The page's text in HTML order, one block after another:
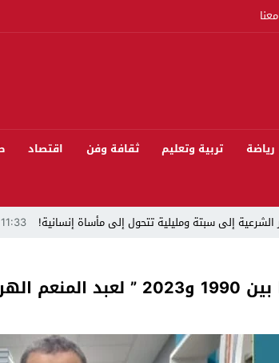
رياضة تربية وتعليم ثقافة وفن اقتصاد
الشرعية إلى سبتة ومليلية تتحول إلى مأساة إنسانية! 11:33
ينظمون ورشا بيئيا بغابة المقاومة بمدينة الخميسات
الأمني السابق محمود عرشان رئيسا للكونفدرالية
الهراق